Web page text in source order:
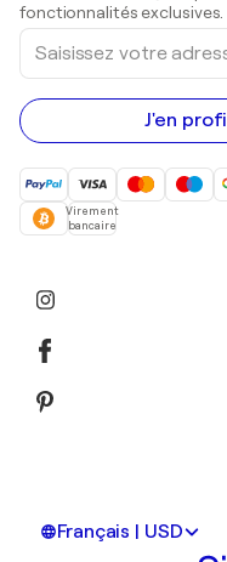
fonctionnalités exclusives.
Saisissez
votre
adresse
e-
mail
J'en
Virement
bancaire
Français | USD